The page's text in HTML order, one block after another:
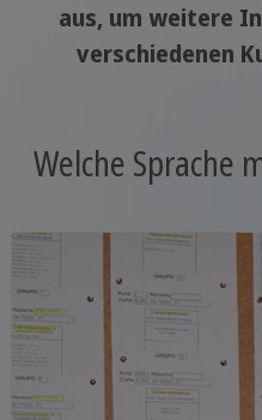
aus, um weitere
verschiedenen
Welche Sprache